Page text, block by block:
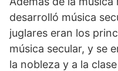
desarrolló música
juglares eran ‌los
música⁣ secular, y se
la nobleza y a la